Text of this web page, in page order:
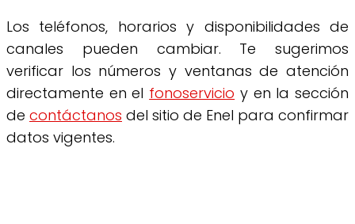
Los teléfonos, horarios y disponibilidades de
canales pueden cambiar. Te sugerimos
verificar los números y ventanas de atención
directamente en el fonoservicio y en la sección
de contáctanos del sitio de Enel para confirmar
datos vigentes.